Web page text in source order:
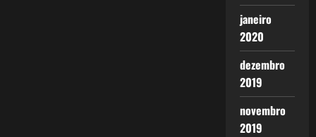
janeiro
2020
dezembro
2019
novembro
2019